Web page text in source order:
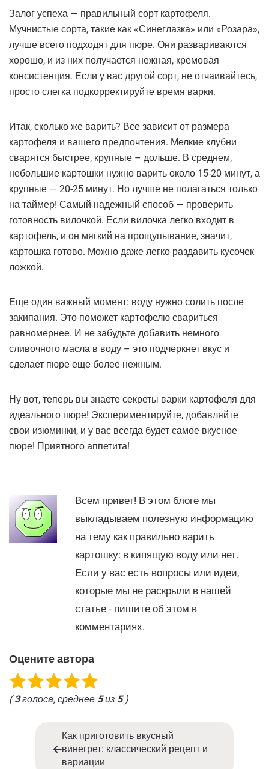
Залог успеха — правильный сорт картофеля.
Мучнистые сорта, такие как «Синеглазка» или «Розара»,
лучше всего подходят для пюре. Они развариваются
хорошо, и из них получается нежная, кремовая
консистенция. Если у вас другой сорт, не отчаивайтесь,
просто слегка подкорректируйте время варки.
Итак, сколько же варить? Все зависит от размера
картофеля и вашего предпочтения. Мелкие клубни
сварятся быстрее, крупные – дольше. В среднем,
небольшие картошки нужно варить около 15-20 минут, а
крупные — 20-25 минут. Но лучше не полагаться только
на таймер! Самый надежный способ — проверить
готовность вилочкой. Если вилочка легко входит в
картофель, и он мягкий на прощупывание, значит,
картошка готово. Можно даже легко раздавить кусочек
ложкой.
Еще один важный момент: воду нужно солить после
закипания. Это поможет картофелю свариться
равномернее. И не забудьте добавить немного
сливочного масла в воду – это подчеркнет вкус и
сделает пюре еще более нежным.
Ну вот, теперь вы знаете секреты варки картофеля для
идеального пюре! Экспериментируйте, добавляйте
свои изюминки, и у вас всегда будет самое вкусное
пюре! Приятного аппетита!
Всем привет! В этом блоге мы
выкладываем полезную информацию
на тему как правильно варить
картошку: в кипящую воду или нет.
Если у вас есть вопросы или идеи,
которые мы не раскрыли в нашей
статье - пишите об этом в
комментариях.
Оцените автора
(3голоса, среднее 5из 5)
Как приготовить вкусный
винегрет: классический рецепт и
вариации